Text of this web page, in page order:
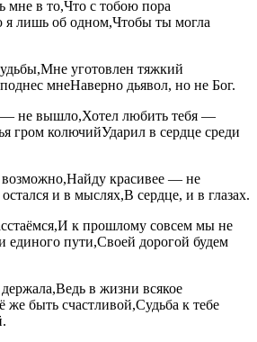
мне в то,Что с тобою пора
я лишь об одном,Чтобы ты могла
уготовлен тяжкий
мнеНаверно дьявол, но не Бог.
не вышло,Хотел любить тебя —
гром колючийУдарил в сердце среди
красивее — не
и в мыслях,В сердце, и в глазах.
к прошлому совсем мы не
пути,Своей дорогой будем
в жизни всякое
же быть счастливой,Судьба к тебе